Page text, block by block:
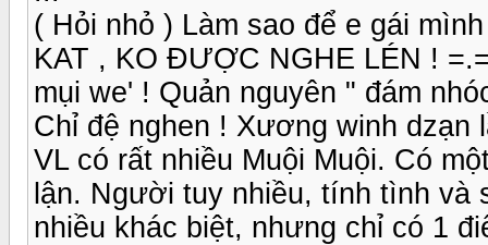
( Hỏi nhỏ ) Làm sao để e gái
KAT , KO ĐƯỢC NGHE LÉN !
mụi we' ! Quản nguyên " đám
Chỉ đệ nghen ! Xương winh dzạn
VL có rất nhiều Muội Muội. Có
lận. Người tuy nhiều, tính tình và
nhiều khác biệt, nhưng chỉ có 1